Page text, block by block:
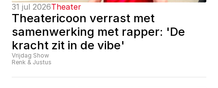
31 jul 2026Theater
Theatericoon verrast met
samenwerking met rapper: 'De
kracht zit in de vibe'
Vrijdag Show
Renk & Justus